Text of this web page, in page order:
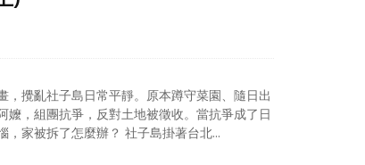
，攪亂社子島日常平靜。原本蹲守菜園、隨日出
嬤，組團抗爭，反對土地被徵收。當抗爭成了日
，家被拆了怎麼辦？ 社子島掛著台北...